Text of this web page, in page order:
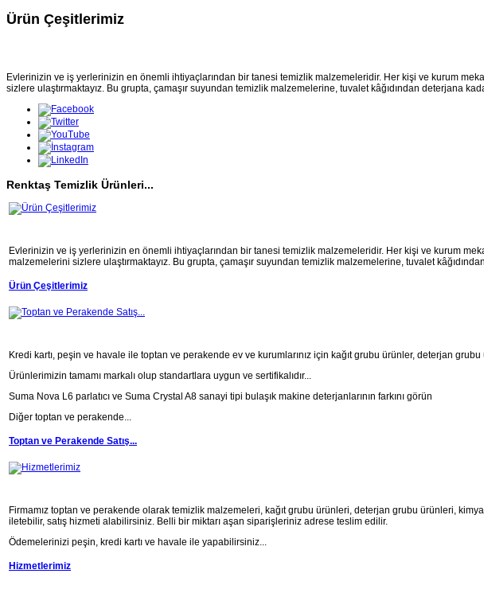
Ürün Çeşitlerimiz
Evlerinizin ve iş yerlerinizin en önemli ihtiyaçlarından bir tanesi temizlik malzemeleridir. Her kişi ve kurum
sizlere ulaştırmaktayız. Bu grupta, çamaşır suyundan temizlik malzemelerine, tuvalet kâğıdından deterjana
Renktaş Temizlik Ürünleri...
Evlerinizin ve iş yerlerinizin en önemli ihtiyaçlarından bir tanesi temizlik malzemeleridir. Her kişi ve kurum
malzemelerini sizlere ulaştırmaktayız. Bu grupta, çamaşır suyundan temizlik malzemelerine, tuvalet
Ürün Çeşitlerimiz
Kredi kartı, peşin ve havale ile toptan ve perakende ev ve kurumlarınız için kağıt grubu ürünler, deterjan
Ürünlerimizin tamamı markalı olup standartlara uygun ve sertifikalıdır...
Suma Nova L6 parlatıcı ve Suma Crystal A8 sanayi tipi bulaşık makine deterjanlarının farkını görün
Diğer toptan ve perakende...
Toptan ve Perakende Satış...
Firmamız toptan ve perakende olarak temizlik malzemeleri, kağıt grubu ürünleri, deterjan grubu ürünleri,
iletebilir, satış hizmeti alabilirsiniz. Belli bir miktarı aşan siparişleriniz adrese teslim edilir.
Ödemelerinizi peşin, kredi kartı ve havale ile yapabilirsiniz...
Hizmetlerimiz